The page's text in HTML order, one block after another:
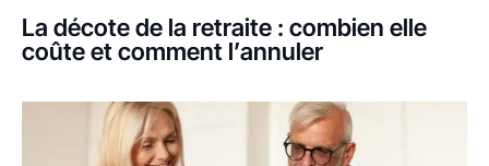
La décote de la retraite : combien elle
coûte et comment l’annuler